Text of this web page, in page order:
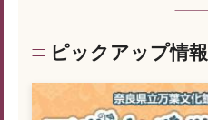
ピックアップ情報